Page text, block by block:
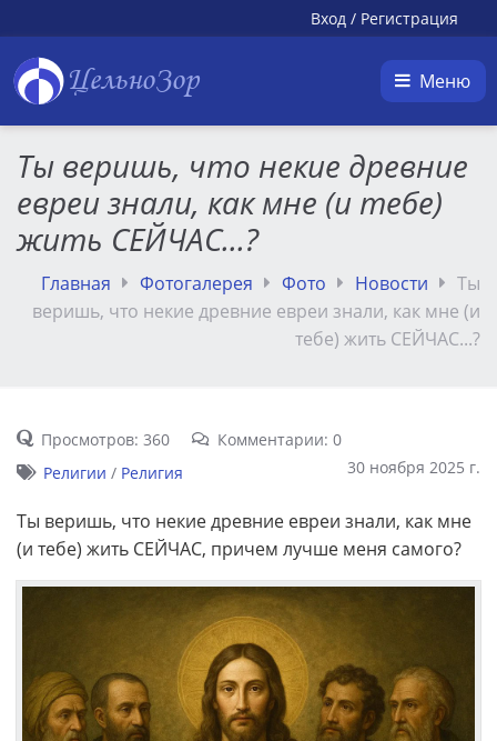
Вход / Регистрация
ЦельноЗор Меню
Ты веришь, что некие древние
евреи знали, как мне (и тебе)
жить СЕЙЧАС...?
Главная Фотогалерея Фото Новости
Ты
веришь, что некие древние евреи знали, как мне (и
тебе) жить СЕЙЧАС...?
Просмотров: 360
Комментарии: 0
30 ноября 2025 г.
Религии / Религия
Ты веришь, что некие древние евреи знали, как мне
(и тебе) жить СЕЙЧАС, причем лучше меня самого?